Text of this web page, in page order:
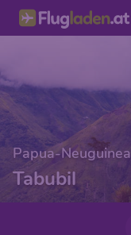
Papua-Neuguinea
Tabubil